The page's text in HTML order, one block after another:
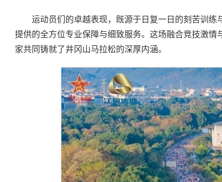
运动员们的卓越表现，既源于日复一日的刻苦训
提供的全方位专业保障与细致服务。这场融合竞技激
家共同铸就了井冈山马拉松的深厚内涵。